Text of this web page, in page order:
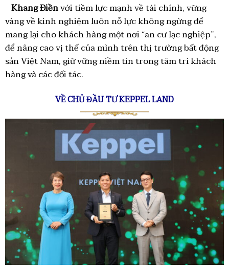
Khang Điềnvới tiềm lực mạnh về tài chính, vững
vàng về kinh nghiệm luôn nỗ lực không ngừng để
mang lại cho khách hàng một nơi “an cư lạc nghiệp”,
để nâng cao vị thế của mình trên thị trường bất động
sản Việt Nam, giữ vững niềm tin trong tâm trí khách
hàng và các đối tác.
VỀ CHỦ ĐẦU TƯ KEPPEL LAND